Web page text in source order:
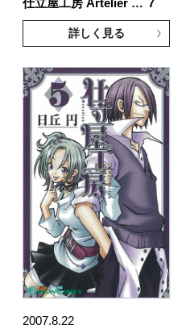
仕立屋工房 Artelier … 7
詳しく見る
2007.8.22